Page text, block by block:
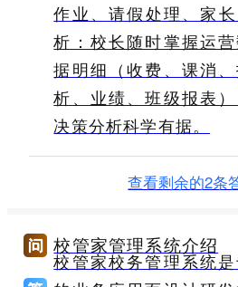
作业、请假处理、家
析：校长随时掌握运
据明细（收费、课消
析、业绩、班级报表
决策分析科学有据。
查看剩余的2条
校管家管理系统介绍
校管家校务管理系统